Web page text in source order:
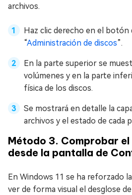
archivos.
Haz clic derecho en el botón
“Administración de discos”.
En la parte superior se
volúmenes y en la parte
física de los discos.
Se mostrará en detalle la
archivos y el estado de cada
Método 3. Comprobar el
desde la pantalla de
En Windows 11 se ha reforzado
ver de forma visual el desglose